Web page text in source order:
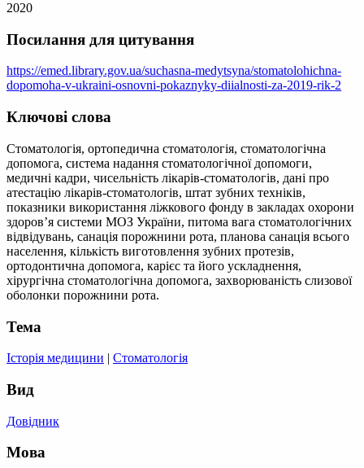
2020
Посилання для цитування
https://emed.library.gov.ua/suchasna-medytsyna/stomatolohichna-
dopomoha-v-ukraini-osnovni-pokaznyky-diialnosti-za-2019-rik-2
Ключові слова
Стоматологія, ортопедична стоматологія, стоматологічна
допомога, система надання стоматологічної допомоги,
медичні кадри, чисельність лікарів-стоматологів, дані про
атестацію лікарів-стоматологів, штат зубних техніків,
показники використання ліжкового фонду в закладах охорони
здоров’я системи МОЗ України, питома вага стоматологічних
відвідувань, санація порожнини рота, планова санація всього
населення, кількість виготовлення зубних протезів,
ортодонтична допомога, карієс та його ускладнення,
хірургічна стоматологічна допомога, захворюваність слизової
оболонки порожнини рота.
Тема
Історія медицини | Стоматологія
Вид
Довідник
Мова